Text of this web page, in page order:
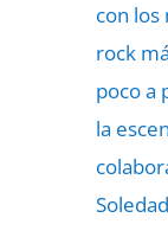
con
rock
poco a
la